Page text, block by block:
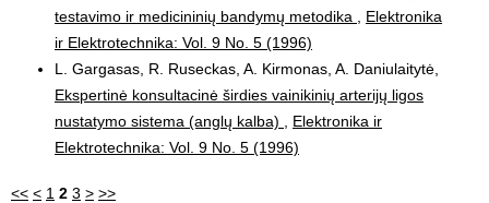
testavimo ir medicininių bandymų metodika
Elektronika
ir Elektrotechnika: Vol. 9 No. 5 (1996)
L. Gargasas, R. Ruseckas, A. Kirmonas, A. Daniulaitytė,
Ekspertinė konsultacinė širdies vainikinių arterijų ligos
nustatymo sistema (anglų kalba)
Elektronika ir
Elektrotechnika: Vol. 9 No. 5 (1996)
<< < 1 2 3 > >>